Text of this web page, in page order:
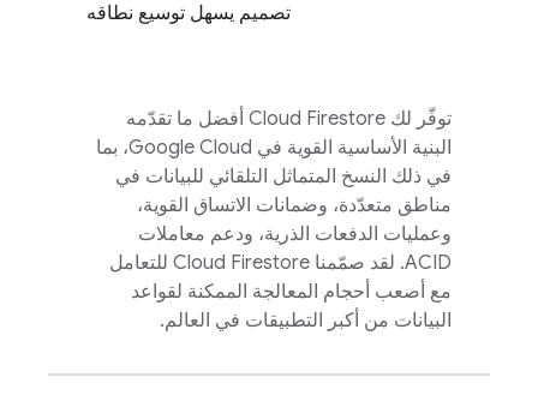
تصميم يسهل توسيع نطاقه
توفّر لك Cloud Firestore أفضل ما تقدّمه
البنية الأساسية القوية في Google Cloud، بما
في ذلك النسخ المتماثل التلقائي للبيانات في
مناطق متعدّدة، وضمانات الاتساق القوية،
وعمليات الدفعات الذرية، ودعم معاملات
ACID. لقد صمّمنا
Cloud Firestore للتعامل
مع أصعب أحجام المعالجة الممكنة لقواعد
البيانات من أكبر التطبيقات في العالم.